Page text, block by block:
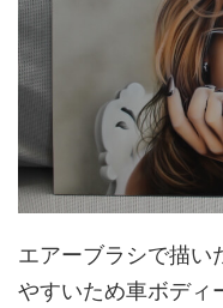
エアーブラシで描い
やすいため車ボディ